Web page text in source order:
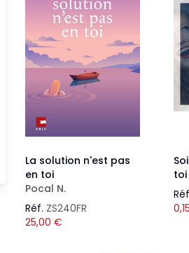
La solution n'est pas
en toi
Pocal N.
Réf. ZS240FR
25,00 €
0,15